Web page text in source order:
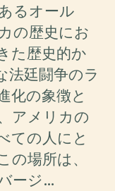
るオール
の歴史にお
た歴史的か
法廷闘争のラ
化の象徴と
アメリカの
ての人にと
場所は、
ージ…